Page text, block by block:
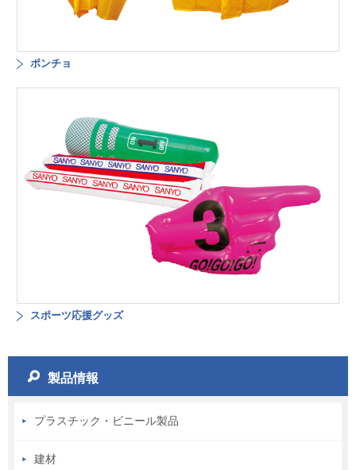
ポンチョ
スポーツ応援グッズ
製品情報
プラスチック・ビニール製品
建材